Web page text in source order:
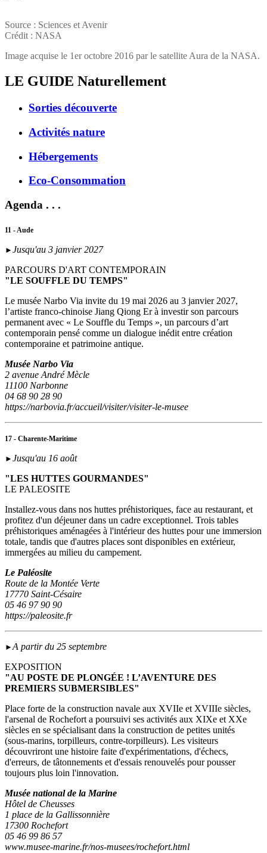
Source : Sciences et Avenir
Crédit : NASA
Image acquise le 1er octobre 2016 par le satellite Aura de la NASA.
LE GUIDE Naturellement
Sorties découverte
Activités nature
Hébergements
Eco-Consommation
Agenda . . .
11 - Aude
► Jusqu'au 3 janvier 2027
PARCOURS D'ART CONTEMPORAIN
"LE SOUFFLE DU TEMPS"
Le musée Narbo Via invite du 19 mai 2026 au 3 janvier 2027,
l’artiste franco-chinoise Jiang Qiong Er à investir son parcours
permanent avec « Le Souffle du Temps », un parcours d’art
contemporain pensé comme un dialogue inédit entre création
contemporaine et patrimoine antique.
Musée Narbo Via
2 avenue André Mècle
11100 Narbonne
04 68 90 28 90
https://narbovia.fr/accueil/visiter/visiter-le-musee
17 - Charente-Maritime
► Jusqu'au 16 août
"LES HUTTES GOURMANDES"
LE PALEOSITE
Installez-vous dans nos huttes préhistoriques, face au restaurant, et
profitez d'un déjeuner dans un cadre exceptionnel. Trois tables
préhistoriques aménagées à l'intérieur des huttes pour une immersion
totale, tandis que d'autres places sont disponibles en extérieur,
immergées au milieu du campement.
Le Paléosite
Route de la Montée Verte
17770 Saint-Césaire
05 46 97 90 90
https://paleosite.fr
►A partir du 25 septembre
EXPOSITION
"AU POSTE DE PLONGÉE ! L’AVENTURE DES
PREMIERS SUBMERSIBLES"
Place forte de la construction navale aux XVIIe et XVIIIe siècles,
l'arsenal de Rochefort a poursuivi ses activités aux XIXe et XXe
siècles en se spécialisant dans la construction de petites unités
(sous‑marins, torpilleurs, contre-torpilleurs). Les visiteurs
découvriront une histoire faite d'expérimentations, d'échecs,
d'erreurs, de tâtonnements et d'essais renouvelés pour pousser
toujours plus loin l'innovation.
Musée national de la Marine
Hôtel de Cheusses
1 place de la Gallissonnière
17300 Rochefort
05 46 99 86 57
www.musee-marine.fr/nos-musees/rochefort.html